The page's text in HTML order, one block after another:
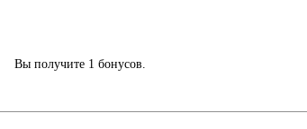
Вы получите 1 бонусов.